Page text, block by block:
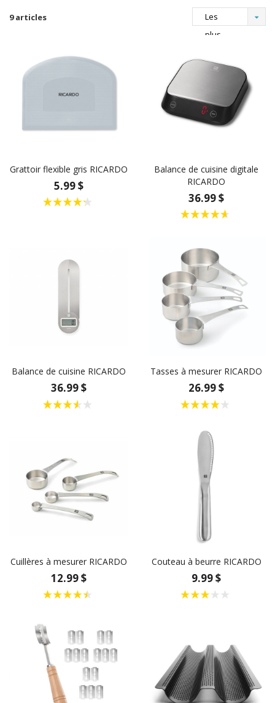
9 articles
Les
plus
Grattoir flexible gris RICARDO
5.99 $
Balance de cuisine digitale
RICARDO
36.99 $
Balance de cuisine RICARDO
36.99 $
Tasses à mesurer RICARDO
26.99 $
Cuillères à mesurer RICARDO
12.99 $
Couteau à beurre RICARDO
9.99 $